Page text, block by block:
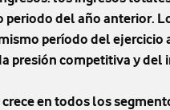
periodo del año anterior.
período del
presión competitiva y del
en todos los